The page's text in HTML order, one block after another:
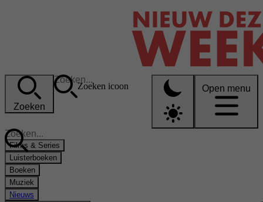
Zoeken
Zoeken icoon Open menu
Films & Series
Luisterboeken
Boeken
Muziek
Nieuws